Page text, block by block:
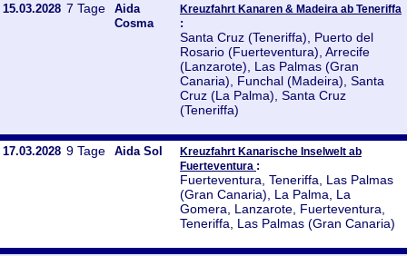
15.03.2028 7 Tage
Aida
Cosma
Kreuzfahrt Kanaren & Madeira ab Teneriffa
:
Santa Cruz (Teneriffa), Puerto del
Rosario (Fuerteventura), Arrecife
(Lanzarote), Las Palmas (Gran
Canaria), Funchal (Madeira), Santa
Cruz (La Palma), Santa Cruz
(Teneriffa)
17.03.2028 9 Tage Aida Sol
Kreuzfahrt Kanarische Inselwelt ab
Fuerteventura :
Fuerteventura, Teneriffa, Las Palmas
(Gran Canaria), La Palma, La
Gomera, Lanzarote, Fuerteventura,
Teneriffa, Las Palmas (Gran Canaria)